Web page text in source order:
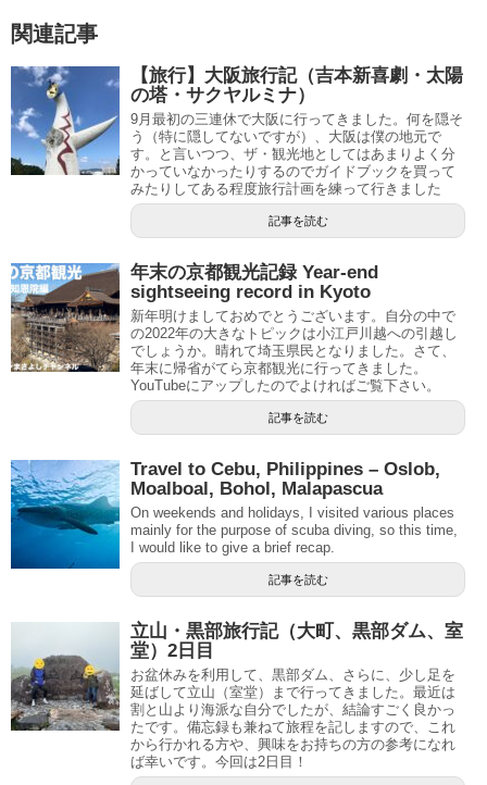
関連記事
【旅行】大阪旅行記（吉本新喜劇・太陽
の塔・サクヤルミナ）
9月最初の三連休で大阪に行ってきました。何を隠そ
う（特に隠してないですが）、大阪は僕の地元で
す。と言いつつ、ザ・観光地としてはあまりよく分
かっていなかったりするのでガイドブックを買って
みたりしてある程度旅行計画を練って行きました
記事を読む
年末の京都観光記録 Year-end
sightseeing record in Kyoto
新年明けましておめでとうございます。自分の中で
の2022年の大きなトピックは小江戸川越への引越し
でしょうか。晴れて埼玉県民となりました。さて、
年末に帰省がてら京都観光に行ってきました。
YouTubeにアップしたのでよければご覧下さい。
記事を読む
Travel to Cebu, Philippines – Oslob,
Moalboal, Bohol, Malapascua
On weekends and holidays, I visited various places
mainly for the purpose of scuba diving, so this time,
I would like to give a brief recap.
記事を読む
立山・黒部旅行記（大町、黒部ダム、室
堂）2日目
お盆休みを利用して、黒部ダム、さらに、少し足を
延ばして立山（室堂）まで行ってきました。最近は
割と山より海派な自分でしたが、結論すごく良かっ
たです。備忘録も兼ねて旅程を記しますので、これ
から行かれる方や、興味をお持ちの方の参考になれ
ば幸いです。今回は2日目！